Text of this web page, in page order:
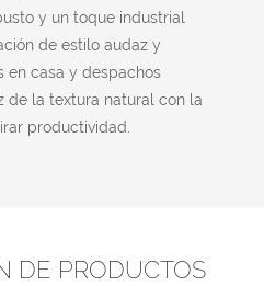
y un toque industrial
de estilo audaz y
en casa y despachos
de la textura natural con la
productividad.
DE PRODUCTOS